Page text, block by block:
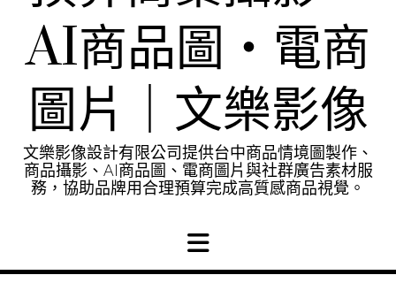
AI商品圖・電商
圖片｜文樂影像
文樂影像設計有限公司提供台中商品情境圖製作、
商品攝影、AI商品圖、電商圖片與社群廣告素材服
務，協助品牌用合理預算完成高質感商品視覺。